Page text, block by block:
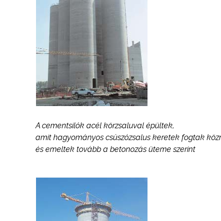
A cementsilók acél körzsaluval épültek,
amit hagyományos csúszózsalus keretek fogtak
és emeltek tovább a betonozás üteme szerint